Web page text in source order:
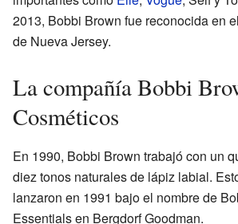
2013, Bobbi Brown fue reconocida en
de Nueva Jersey.
La compañía Bobbi
Cosméticos
En 1990, Bobbi Brown trabajó con un
diez tonos naturales de lápiz labial.
lanzaron en 1991 bajo el nombre de
Essentials en Bergdorf Goodman.